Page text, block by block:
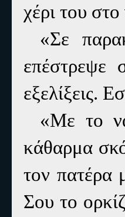
χέρι του
«Σε
επέστρεψε
εξελίξεις.
«Με το
κάθαρμα
τον πατέρα
Σου το